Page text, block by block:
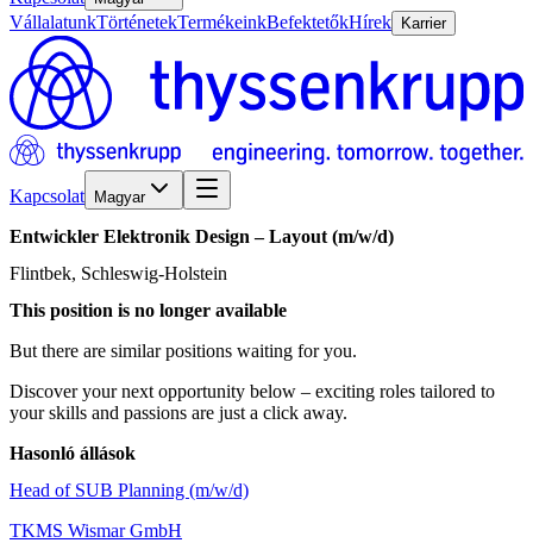
VállalatunkTörténetekTermékeinkBefektetőkHírek Karrier
Kapcsolat Magyar
Entwickler Elektronik Design – Layout (m/w/d)
Flintbek, Schleswig-Holstein
This position is no longer available
But there are similar positions waiting for you.
Discover your next opportunity below – exciting roles tailored to
your skills and passions are just a click away.
Hasonló állások
Head of SUB Planning (m/w/d)
TKMS Wismar GmbH